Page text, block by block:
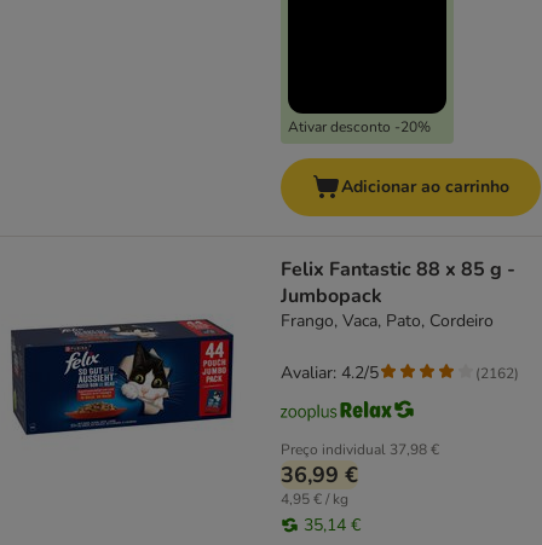
Ativar desconto -20%
Adicionar ao carrinho
Felix Fantastic 88 x 85 g -
Jumbopack
Frango, Vaca, Pato, Cordeiro
Preço individual 37,98 €
36,99 €
4,95 € / kg
35,14 €
Avaliar: 4.2/5 (2162)